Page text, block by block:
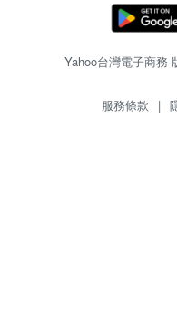
Yahoo台灣電子商務
服務條款 |